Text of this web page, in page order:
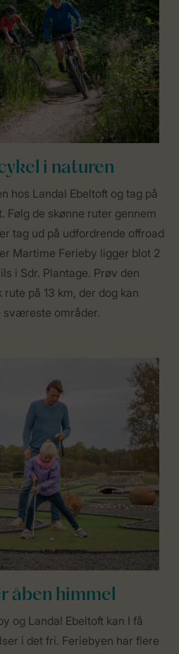
i naturen
hos Landal Ebeltoft og tag på
Følg de skønne ruter gennem
tag ud på udfordrende offroad
Martime Ferieby ligger blot 2
i Sdr. Plantage. Prøv den
på 13 km, der dog kan
sværeste områder.
åben himmel
og Landal Ebeltoft kan I få
i det fri. Feriebyen har flere